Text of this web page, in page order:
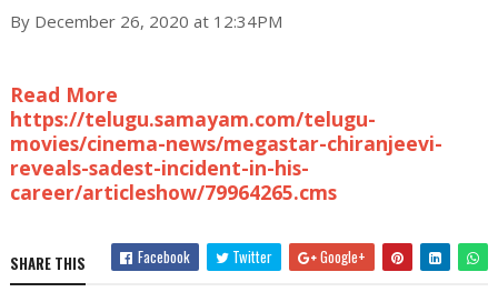
By December 26, 2020 at 12:34PM
Read More
https://telugu.samayam.com/telugu-
movies/cinema-news/megastar-chiranjeevi-
reveals-sadest-incident-in-his-
career/articleshow/79964265.cms
SHARE THIS Facebook Twitter Google+